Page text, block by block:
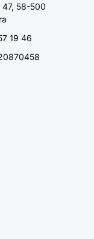
47, 58-500
19 46